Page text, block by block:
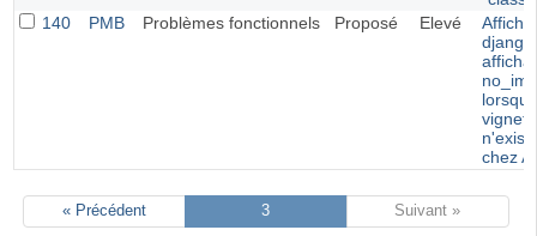
140
PMB Problèmes fonctionnels Proposé Elevé
django
chez
« Précédent 3 Suivant »